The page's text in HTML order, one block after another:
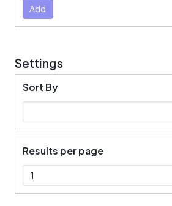
Add
Settings
Sort By
Results per page